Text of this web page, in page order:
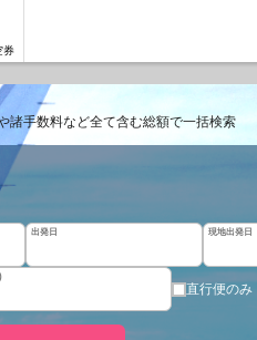
券
諸手数料など全て含む総額で一括検索
出発日 現地出発日
直行便のみ